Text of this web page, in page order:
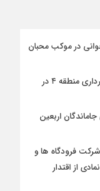
در موکب محبان
خدمات رسانی موکب محبان الرضای شهرداری منطقه ۴ در
اربعین
شرکت فرودگاه ها و
از اقتدار